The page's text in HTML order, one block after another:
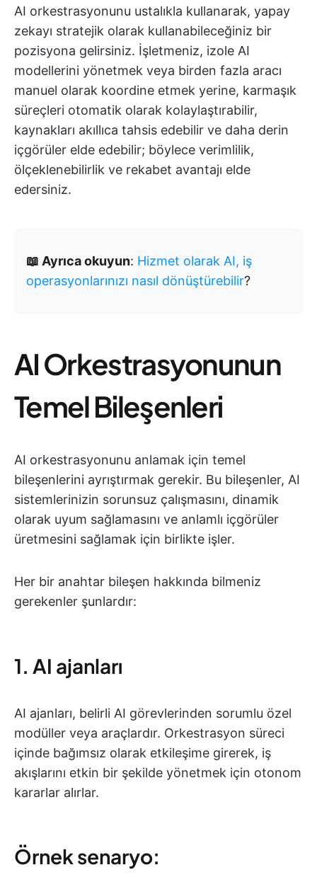
AI orkestrasyonunu ustalıkla kullanarak, yapay
zekayı stratejik olarak kullanabileceğiniz bir
pozisyona gelirsiniz. İşletmeniz, izole AI
modellerini yönetmek veya birden fazla aracı
manuel olarak koordine etmek yerine, karmaşık
süreçleri otomatik olarak kolaylaştırabilir,
kaynakları akıllıca tahsis edebilir ve daha derin
içgörüler elde edebilir; böylece verimlilik,
ölçeklenebilirlik ve rekabet avantajı elde
edersiniz.
📖 Ayrıca okuyun: Hizmet olarak AI, iş
operasyonlarınızı nasıl dönüştürebilir?
AI Orkestrasyonunun
Temel Bileşenleri
AI orkestrasyonunu anlamak için temel
bileşenlerini ayrıştırmak gerekir. Bu bileşenler, AI
sistemlerinizin sorunsuz çalışmasını, dinamik
olarak uyum sağlamasını ve anlamlı içgörüler
üretmesini sağlamak için birlikte işler.
Her bir anahtar bileşen hakkında bilmeniz
gerekenler şunlardır:
1. AI ajanları
AI ajanları, belirli AI görevlerinden sorumlu özel
modüller veya araçlardır. Orkestrasyon süreci
içinde bağımsız olarak etkileşime girerek, iş
akışlarını etkin bir şekilde yönetmek için otonom
kararlar alırlar.
Örnek senaryo: